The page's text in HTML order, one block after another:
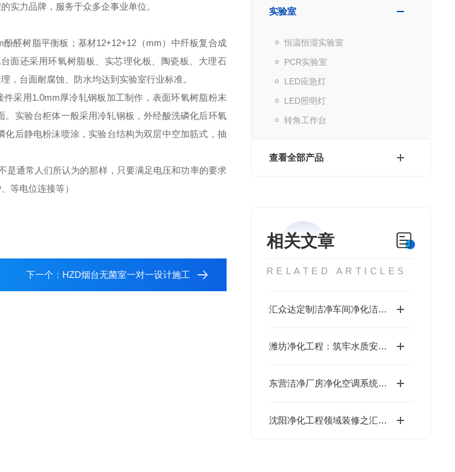
实验室
恒温恒湿实验室
PCR实验室
LED应急灯
LED照明灯
转角工作台
查看全部产品
相关文章
RELATED ARTICLES
汇众达定制洁净车间净化洁净方案
潍坊净化工程：筑牢水质安全的坚固屏障
东营洁净厂房净化空调系统的安装质量解决
沈阳净化工程领域装修之汇众达
实力品牌，服务于众多企事业单位。
醛树脂平衡板；基材12+12+12（mm）中纤板复合成
面还采用环氧树脂板、实芯理化板、陶瓷板、大理石
，台面耐腐蚀、防水均达到实验室行业标准。
采用1.0mm厚冷轧钢板加工制作，表面环氧树脂粉末
实验台柜体一般采用冷轧钢板，外经酸洗磷化后环氧
化后静电粉沫喷涂，实验台结构为双层中空加筋式，抽
是通常人们所认为的那样，只要满足电压和功率的要求
等电位连接等）
下一个： HZD烟台无菌室一对一设计施工